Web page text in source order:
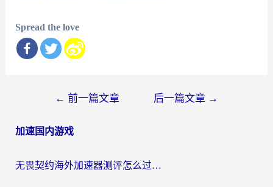
Spread the love
导
← 前一篇文章 后一篇文章 →
加速国内游戏
无畏契约海外加速器测评怎么过？海外玩家亲测实用指南（附小众技巧）